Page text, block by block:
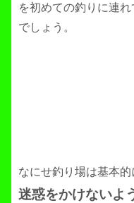
を初めての釣りに連
でしょう。
なにせ釣り場は基本
迷惑をかけないよ